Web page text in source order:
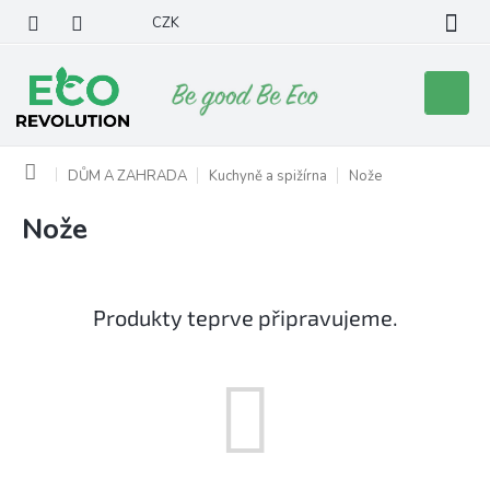
obsah
CZK
košík
Domů DŮM A ZAHRADA Kuchyně a spižírna Nože
Nože
Produkty teprve připravujeme.